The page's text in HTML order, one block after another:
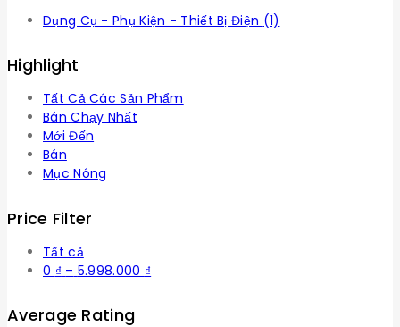
Dụng Cụ - Phụ Kiện - Thiết Bị Điện (1)
Highlight
Tất Cả Các Sản Phẩm
Bán Chạy Nhất
Mới Đến
Bán
Mục Nóng
Price Filter
Tất cả
0 ₫ – 5.998.000 ₫
Average Rating